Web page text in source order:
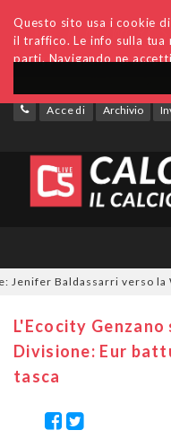
Questo sito usa i cookie
il traffico. Le info sulla tua
parti. Navigando ne
Accedi Archivio
Baldassarri verso la
L'Ecocity
Divisione: Eur
tasca